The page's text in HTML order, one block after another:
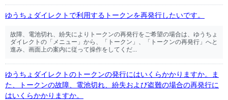
ゆうちょダイレクトで利用するトークンを再発行したいです。
故障、電池切れ、紛失によりトークンの再発行をご希望の場合は、ゆうちょ
ダイレクトの「メニュー」から、「トークン」、「トークンの再発行」へと
進み、画面上の案内に従って操作をしてくだ...
ゆうちょダイレクトのトークンの発行にはいくらかかりますか。ま
た、トークンの故障、電池切れ、紛失および盗難の場合の再発行に
はいくらかかりますか。